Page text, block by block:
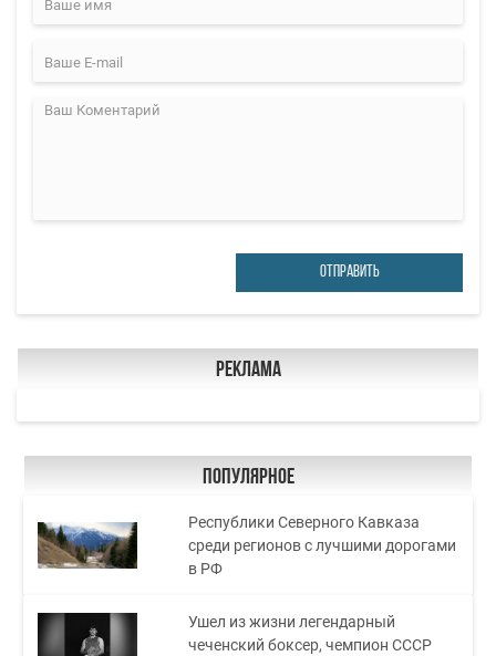
ОТПРАВИТЬ
Реклама
Популярное
Республики Северного Кавказа
среди регионов с лучшими дорогами
в РФ
Ушел из жизни легендарный
чеченский боксер, чемпион СССР